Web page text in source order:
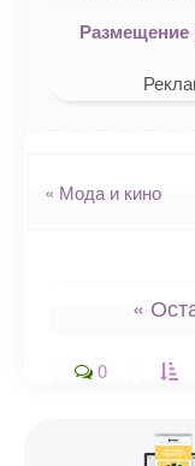
« Мода и кино
«
0